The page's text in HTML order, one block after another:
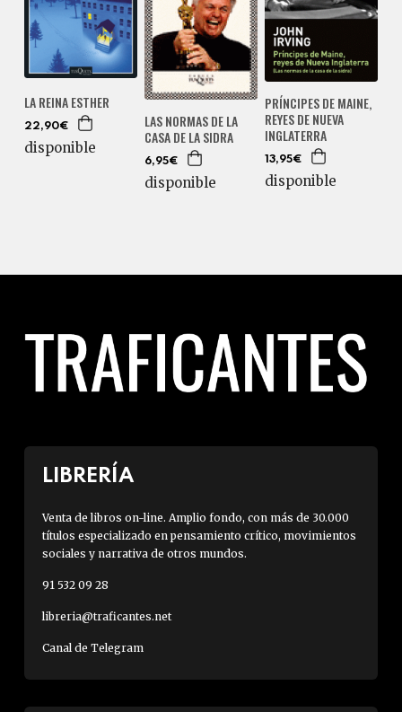
LA REINA ESTHER
22,90€
disponible
LAS NORMAS DE LA
CASA DE LA SIDRA
6,95€
disponible
PRÍNCIPES DE MAINE,
REYES DE NUEVA
INGLATERRA
13,95€
disponible
LIBRERÍA
Venta de libros on-line. Amplio fondo, con más de 30.000
títulos especializado en pensamiento crítico, movimientos
sociales y narrativa de otros mundos.
91 532 09 28
libreria@traficantes.net
Canal de Telegram